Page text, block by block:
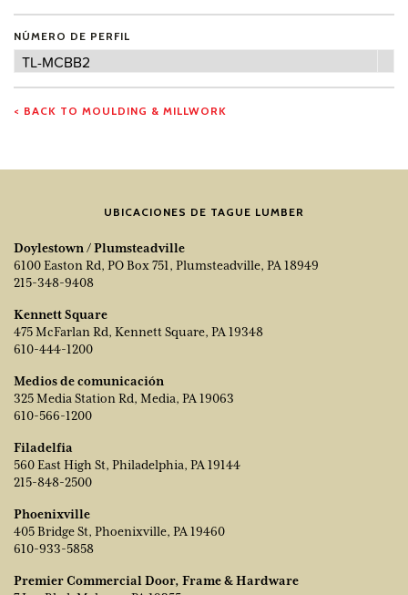
NÚMERO DE PERFIL
Número
perfil
TL-MCBB2
< BACK TO MOULDING & MILLWORK
UBICACIONES DE TAGUE LUMBER
Doylestown / Plumsteadville
6100 Easton Rd, PO Box 751, Plumsteadville, PA 18949
215-348-9408
Kennett Square
475 McFarlan Rd, Kennett Square, PA 19348
610-444-1200
Medios de comunicación
325 Media Station Rd, Media, PA 19063
610-566-1200
Filadelfia
560 East High St, Philadelphia, PA 19144
215-848-2500
Phoenixville
405 Bridge St, Phoenixville, PA 19460
610-933-5858
Premier Commercial Door, Frame & Hardware